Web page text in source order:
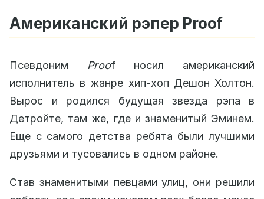
Американский рэпер Proof
Псевдоним Proof носил американский
исполнитель в жанре хип-хоп Дешон Холтон.
Вырос и родился будущая звезда рэпа в
Детройте, там же, где и знаменитый Эминем.
Еще с самого детства ребята были лучшими
друзьями и тусовались в одном районе.
Став знаменитыми певцами улиц, они решили